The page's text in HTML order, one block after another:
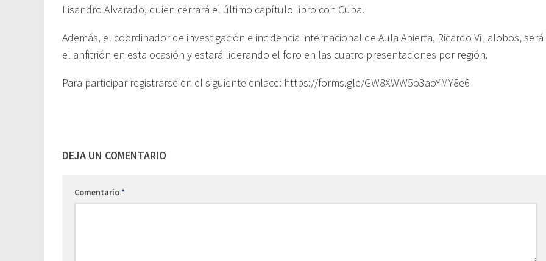
Lisandro Alvarado, quien cerrará el último capítulo libro con Cuba.
Además, el coordinador de investigación e incidencia internacional de Aula Abierta, Ricardo Villalobos, será
el anfitrión en esta ocasión y estará liderando el foro en las cuatro presentaciones por región.
Para participar registrarse en el siguiente enlace: https://forms.gle/GW8XWW5o3aoYMY8e6
DEJA UN COMENTARIO
Comentario*